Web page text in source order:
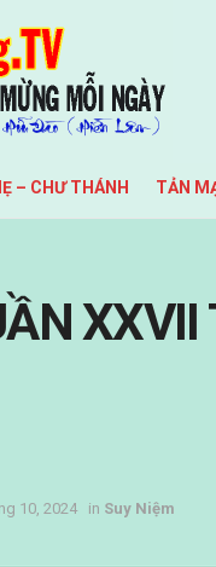
– CHƯ THÁNH TẢN
XXVII
10, 2024 in Suy Niệm